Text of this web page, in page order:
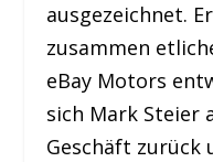
ausgezeichnet.
zusammen
eBay Motors
sich Mark Steier
Geschäft zurück